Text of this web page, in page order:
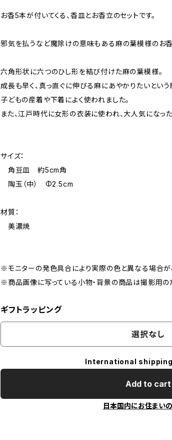
お香5本が付いてくる、香皿とお香立のセットです。
邪気を払うなど魔除けの意味もある麻の葉模様のお香
六角形状に六つのひし形を結び付けた麻の葉模様。
成長も早く、真っ直ぐに伸びる麻にあやかりたいという
子どもの産着や下着によく使われました。
また、江戸時代に女形の衣装に使われ、大人気になった
サイズ：
角豆皿 約5cm角
陶玉（中） Φ2.5cm
材質：
美濃焼
※モニターの発色具合により実際の色と異なる場合が
※商品画像に写っている小物・背景の商品は撮影用の
ギフトラッピング
選択なし
International
Add to cart
日本国内にお住まい